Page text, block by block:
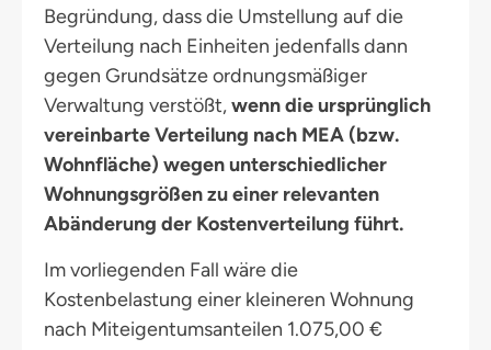
Begründung, dass die Umstellung auf die
Verteilung nach Einheiten jedenfalls dann
gegen Grundsätze ordnungsmäßiger
Verwaltung verstößt,wenn die ursprünglich
vereinbarte Verteilung nach MEA (bzw.
Wohnfläche) wegen unterschiedlicher
Wohnungsgrößen zu einer relevanten
Abänderung der Kostenverteilung führt.
Im vorliegenden Fall wäre die
Kostenbelastung einer kleineren Wohnung
nach Miteigentumsanteilen 1.075,00 €